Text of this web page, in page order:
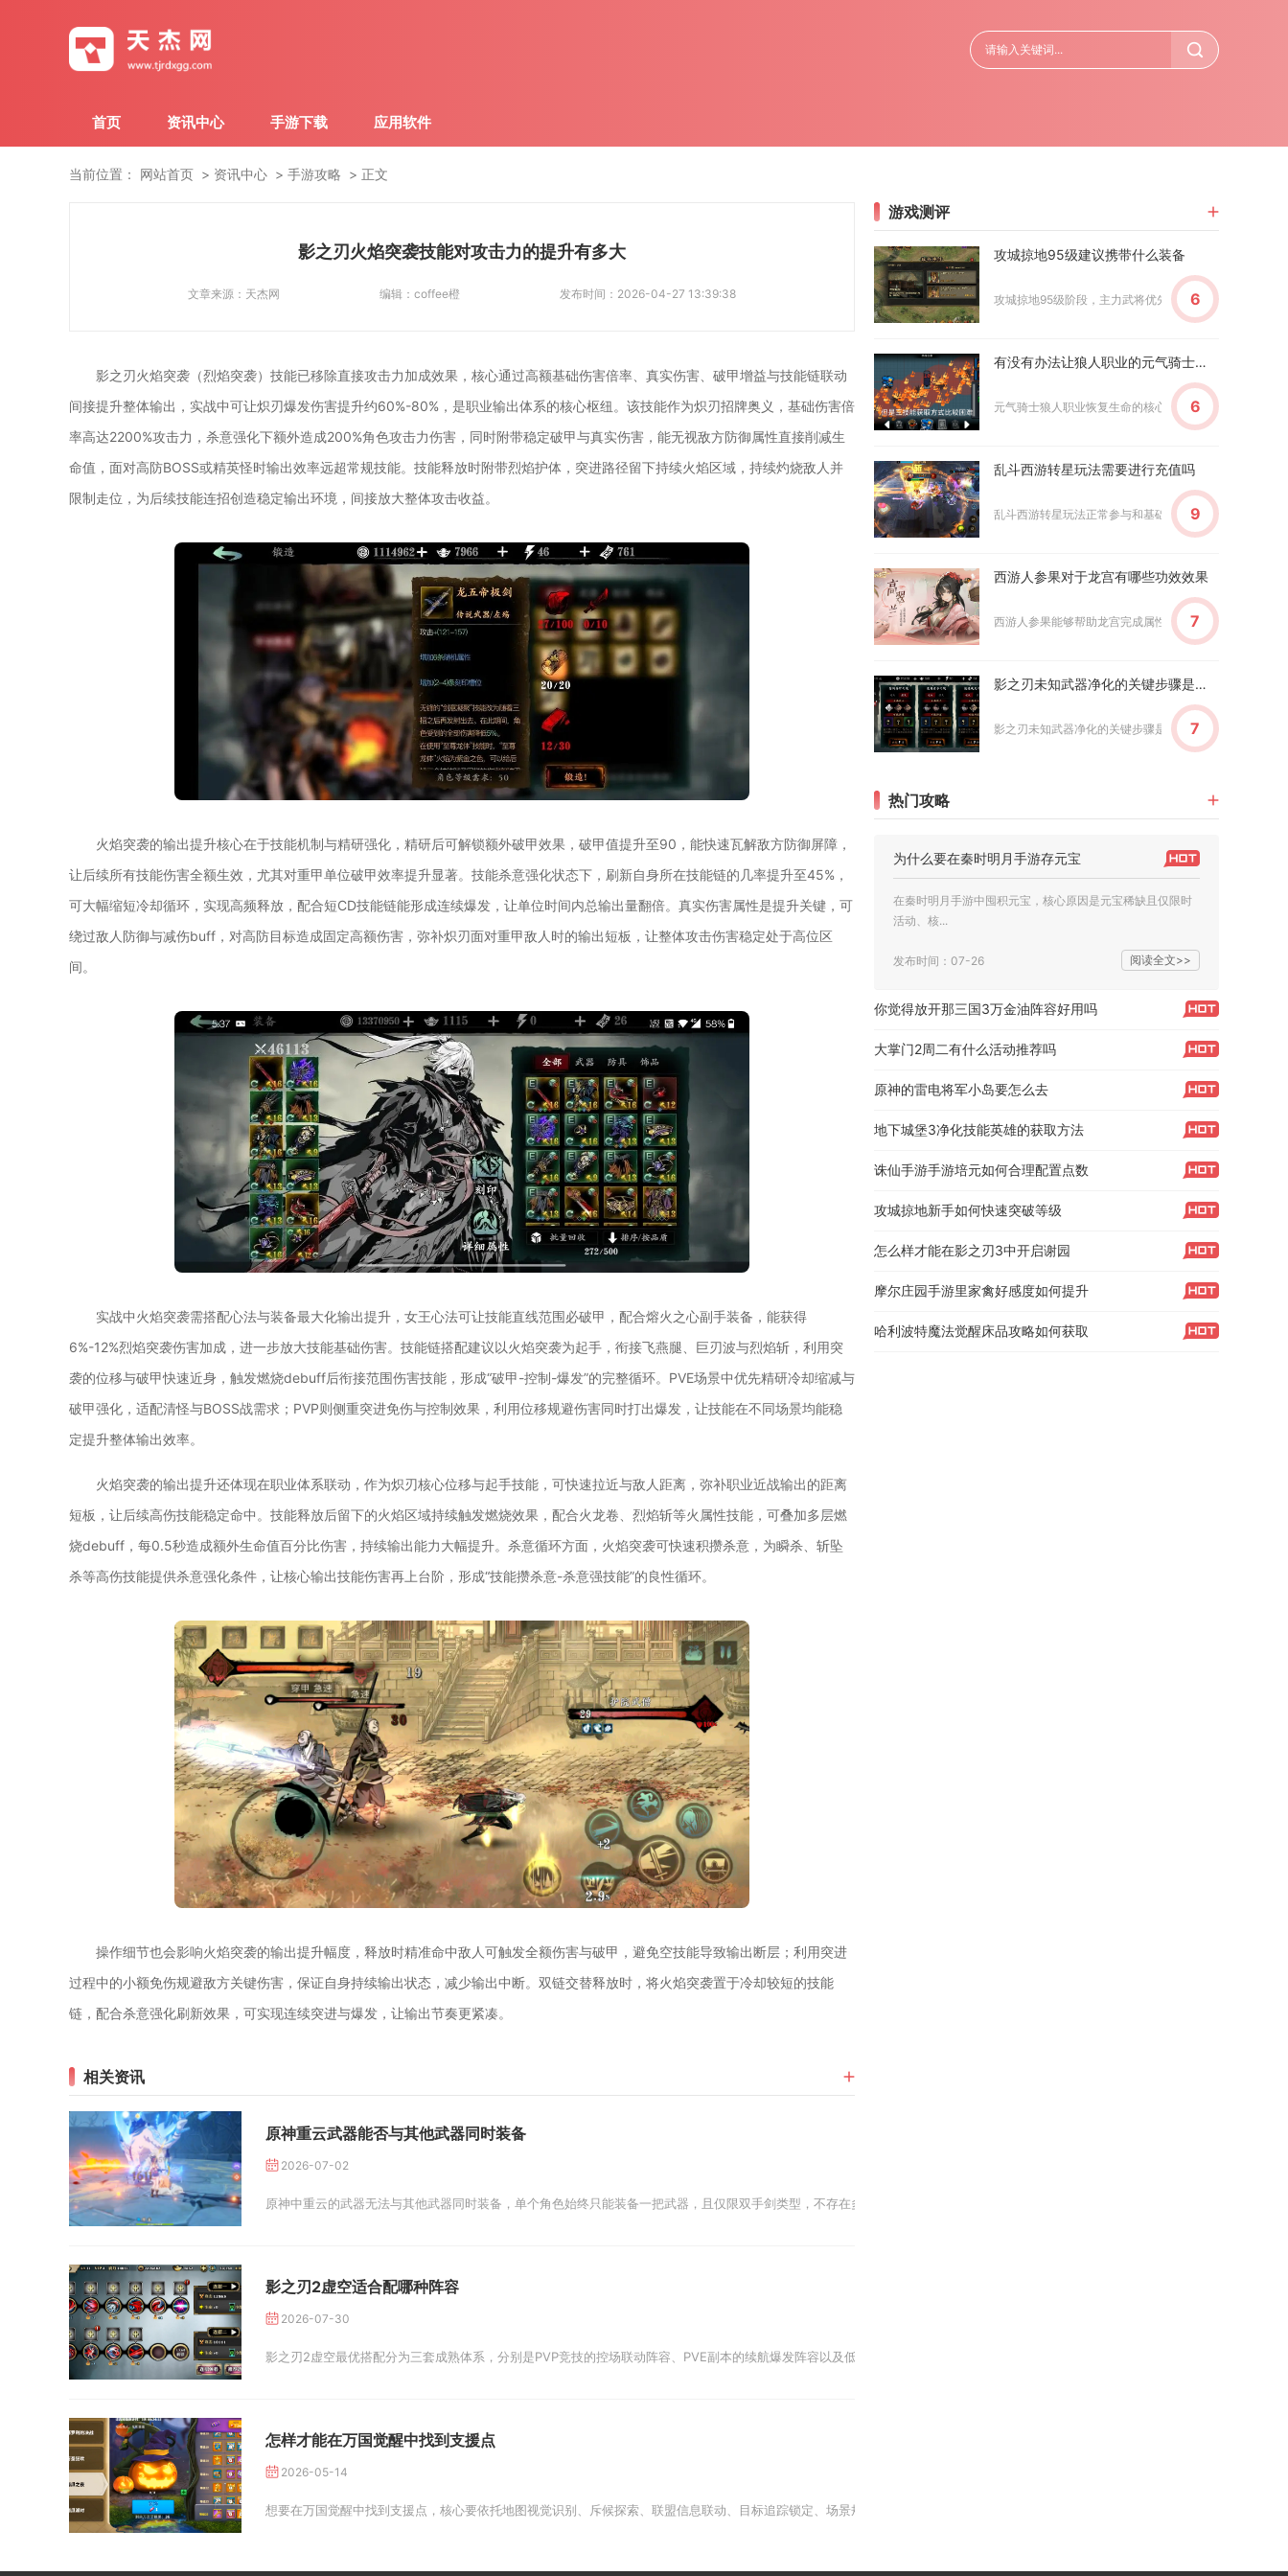
首页 资讯中心 手游下载 应用软件
当前位置： 网站首页 资讯中心 手游攻略 正文
影之刃火焰突袭技能对攻击力的提升有多大
文章来源： 天杰网 编辑： coffee橙 发布时间： 2026-04-27 13:39:38
影之刃火焰突袭（烈焰突袭）技能已移除直接攻击力加成效果，核心通过高额基础伤害倍率、真实伤害、破甲增益与技能链联动
间接提升整体输出，实战中可让炽刃爆发伤害提升约60%-80%，是职业输出体系的核心枢纽。该技能作为炽刃招牌奥义，基础伤害倍
率高达2200%攻击力，杀意强化下额外造成200%角色攻击力伤害，同时附带稳定破甲与真实伤害，能无视敌方防御属性直接削减生
命值，面对高防BOSS或精英怪时输出效率远超常规技能。技能释放时附带烈焰护体，突进路径留下持续火焰区域，持续灼烧敌人并
限制走位，为后续技能连招创造稳定输出环境，间接放大整体攻击收益。
火焰突袭的输出提升核心在于技能机制与精研强化，精研后可解锁额外破甲效果，破甲值提升至90，能快速瓦解敌方防御屏障，
让后续所有技能伤害全额生效，尤其对重甲单位破甲效率提升显著。技能杀意强化状态下，刷新自身所在技能链的几率提升至45%，
可大幅缩短冷却循环，实现高频释放，配合短CD技能链能形成连续爆发，让单位时间内总输出量翻倍。真实伤害属性是提升关键，可
绕过敌人防御与减伤buff，对高防目标造成固定高额伤害，弥补炽刃面对重甲敌人时的输出短板，让整体攻击伤害稳定处于高位区
间。
实战中火焰突袭需搭配心法与装备最大化输出提升，女王心法可让技能直线范围必破甲，配合熔火之心副手装备，能获得
6%-12%烈焰突袭伤害加成，进一步放大技能基础伤害。技能链搭配建议以火焰突袭为起手，衔接飞燕腿、巨刃波与烈焰斩，利用突
袭的位移与破甲快速近身，触发燃烧debuff后衔接范围伤害技能，形成“破甲-控制-爆发”的完整循环。PVE场景中优先精研冷却缩减与
破甲强化，适配清怪与BOSS战需求；PVP则侧重突进免伤与控制效果，利用位移规避伤害同时打出爆发，让技能在不同场景均能稳
定提升整体输出效率。
火焰突袭的输出提升还体现在职业体系联动，作为炽刃核心位移与起手技能，可快速拉近与敌人距离，弥补职业近战输出的距离
短板，让后续高伤技能稳定命中。技能释放后留下的火焰区域持续触发燃烧效果，配合火龙卷、烈焰斩等火属性技能，可叠加多层燃
烧debuff，每0.5秒造成额外生命值百分比伤害，持续输出能力大幅提升。杀意循环方面，火焰突袭可快速积攒杀意，为瞬杀、斩坠
杀等高伤技能提供杀意强化条件，让核心输出技能伤害再上台阶，形成“技能攒杀意-杀意强技能”的良性循环。
操作细节也会影响火焰突袭的输出提升幅度，释放时精准命中敌人可触发全额伤害与破甲，避免空技能导致输出断层；利用突进
过程中的小额免伤规避敌方关键伤害，保证自身持续输出状态，减少输出中断。双链交替释放时，将火焰突袭置于冷却较短的技能
链，配合杀意强化刷新效果，可实现连续突进与爆发，让输出节奏更紧凑。
相关资讯
原神重云武器能否与其他武器同时装备
2026-07-02
原神中重云的武器无法与其他武器同时装备，单个角色始终只能装备一把武器，且仅限双手剑类型，不存在多武器共存的设定。原神的武器系统核心机制为单角色单武器绑定，每个角色
影之刃2虚空适合配哪种阵容
2026-07-30
影之刃2虚空最优搭配分为三套成熟体系，分别是PVP竞技的控场联动阵容、PVE副本的续航爆发阵容以及低氪适配的平民百搭阵容，三套阵容均围绕虚空幻境结界、技能封锁、浮空连段
怎样才能在万国觉醒中找到支援点
2026-05-14
想要在万国觉醒中找到支援点，核心要依托地图视觉识别、斥候探索、联盟信息联动、目标追踪锁定、场景规律预判这几类方法，多路径配合就能高效定位各类支援点，满足采集、联防
游戏测评
攻城掠地95级建议携带什么装备
攻城掠地95级阶段，主力武将优先配置真霸下、朱雀、驱
6
有没有办法让狼人职业的元气骑士恢复生命
元气骑士狼人职业恢复生命的核心方法是活用三大技能的
6
乱斗西游转星玩法需要进行充值吗
乱斗西游转星玩法正常参与和基础操作并不需要进行充值
9
西游人参果对于龙宫有哪些功效效果
西游人参果能够帮助龙宫完成属性重塑、适配多套输出与
7
影之刃未知武器净化的关键步骤是什么
影之刃未知武器净化的关键步骤是：先解锁罪业空间获取
7
热门攻略
为什么要在秦时明月手游存元宝
在秦时明月手游中囤积元宝，核心原因是元宝稀缺且仅限时
活动、核...
发布时间：07-26 阅读全文>>
你觉得放开那三国3万金油阵容好用吗
大掌门2周二有什么活动推荐吗
原神的雷电将军小岛要怎么去
地下城堡3净化技能英雄的获取方法
诛仙手游手游培元如何合理配置点数
攻城掠地新手如何快速突破等级
怎么样才能在影之刃3中开启谢园
摩尔庄园手游里家禽好感度如何提升
哈利波特魔法觉醒床品攻略如何获取